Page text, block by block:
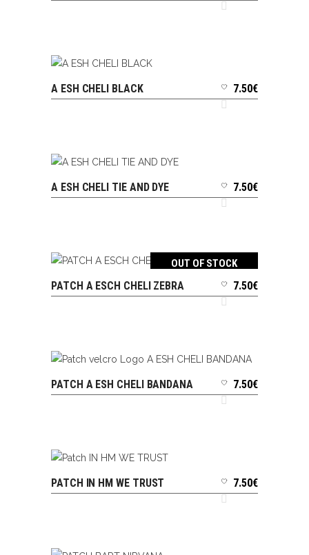
AJOUTER AU PANIER
A ESH CHELI BLACK 7.50€
AJOUTER AU PANIER
A ESH CHELI TIE AND DYE 7.50€
OUT OF STOCK
LIRE LA SUITE
PATCH A ESCH CHELI ZEBRA 7.50€
AJOUTER AU PANIER
PATCH A ESH CHELI BANDANA 7.50€
AJOUTER AU PANIER
PATCH IN HM WE TRUST 7.50€